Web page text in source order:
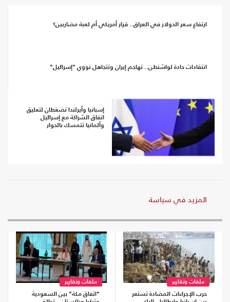
ارتفاع سعر الدولار في العراق.. قرار أمريكي أم لعبة مضاربين؟
انتقادات حادة لواشنطن.. تهاجم إيران وتتجاهل نووي "إسرائيل"
إسبانيا وأيرلندا تضغطان لتعليق
اتفاق الشراكة مع إسرائيل
وألمانيا تتمسك بالحوار
المزيد في سياسة
ملفات وتقارير
حرب الإجراءات المضادة تستعر
ملفات وتقارير
"اتفاق مكة" بين السعودية